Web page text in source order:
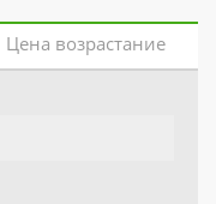
Цена возрастание